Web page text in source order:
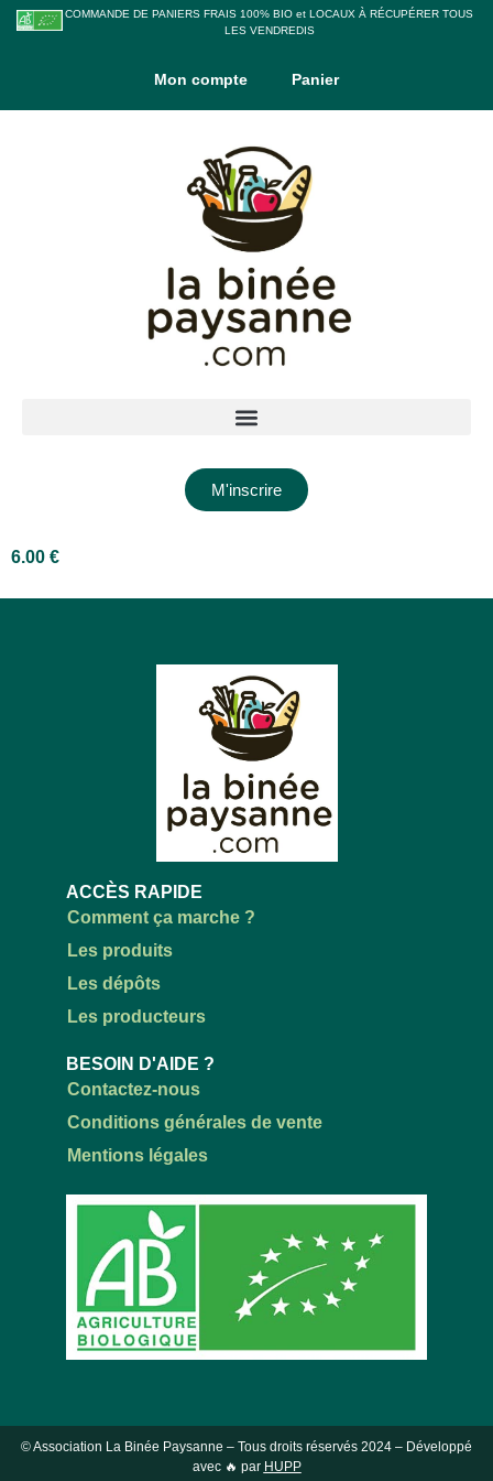
COMMANDE DE PANIERS FRAIS 100% BIO et LOCAUX À RÉCUPÉRER TOUS
LES VENDREDIS
Mon compte Panier
M'inscrire
6.00 €
ACCÈS RAPIDE
Comment ça marche ?
Les produits
Les dépôts
Les producteurs
BESOIN D'AIDE ?
Contactez-nous
Conditions générales de vente
Mentions légales
© Association La Binée Paysanne – Tous droits réservés 2024 – Développé
avec 🔥 par HUPP